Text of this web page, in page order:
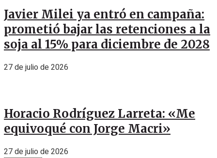
Javier Milei ya entró en campaña:
prometió bajar las retenciones a la
soja al 15% para diciembre de 2028
27 de julio de 2026
Horacio Rodríguez Larreta: «Me
equivoqué con Jorge Macri»
27 de julio de 2026